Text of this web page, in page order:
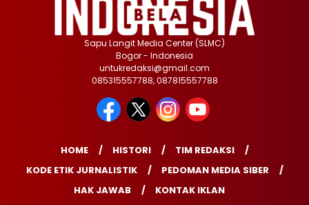
Sapu Langit Media Center (SLMC)
Bogor - Indonesia
untukredaksi@gmail.com
085315557788, 087815557788
HOME HISTORI
TIM REDAKSI
KODE ETIK JURNALISTIK
PEDOMAN MEDIA SIBER
HAK JAWAB
KONTAK IKLAN